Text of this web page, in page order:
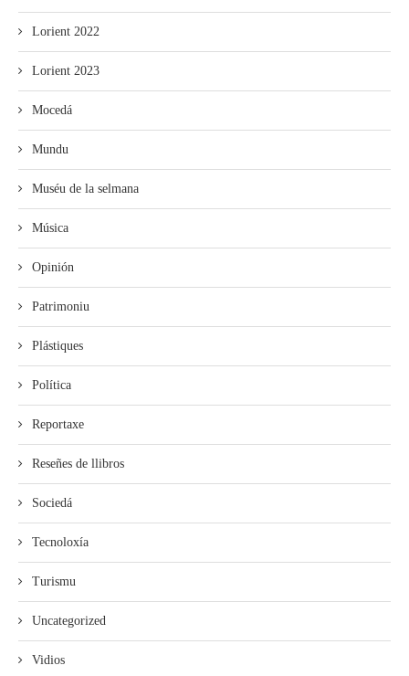
Lorient 2022
Lorient 2023
Mocedá
Mundu
Muséu de la selmana
Música
Opinión
Patrimoniu
Plástiques
Política
Reportaxe
Reseñes de llibros
Sociedá
Tecnoloxía
Turismu
Uncategorized
Vidios